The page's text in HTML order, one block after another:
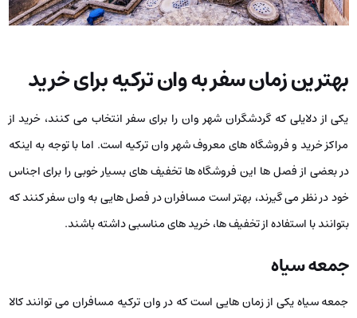
بهترین زمان سفر به وان ترکیه برای خرید
یکی از دلایلی که گردشگران شهر وان را برای سفر انتخاب می ‌کنند، خرید از
مراکز خرید و فروشگاه ‌های معروف شهر وان ترکیه است. اما با توجه به اینکه
در بعضی از فصل ‌ها این فروشگاه ‌ها تخفیف ‌های بسیار خوبی را برای اجناس
خود در نظر می‌ گیرند، بهتر است مسافران در فصل ‌هایی به وان سفر کنند که
بتوانند با استفاده از تخفیف ‌ها، خرید های مناسبی داشته باشند.
جمعه سیاه
جمعه سیاه یکی از زمان‌ هایی است که در وان ترکیه مسافران می ‌توانند کالا